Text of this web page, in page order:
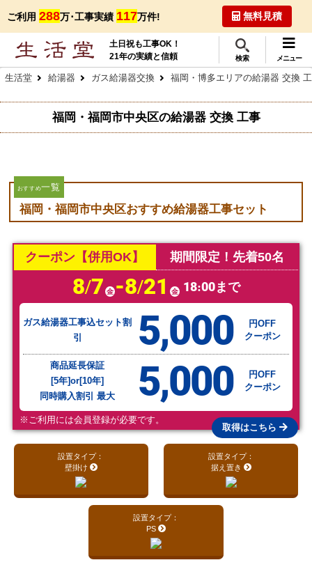
ご利用 288万･工事実績 117万件! 無料見積
土日祝も工事OK！
21年の実績と信頼
検索 メニュー
生活堂 給湯器 ガス給湯器交換 福岡・博多エリアの給湯器 交換
福岡・福岡市中央区の給湯器 交換 工事
おすすめ一覧
福岡・福岡市中央区おすすめ給湯器工事セット
クーポン【併用OK】 期間限定！先着50名
8/7 金-8/21 金 18:00まで
ガス給湯器工事込セット割
引
5,000
円OFF
クーポン
商品延長保証
[5年]or[10年]
同時購入割引 最大
5,000
円OFF
クーポン
取得はこちら
※ご利用には会員登録が必要です。
設置タイプ：
壁掛け
設置タイプ：
据え置き
設置タイプ：
PS